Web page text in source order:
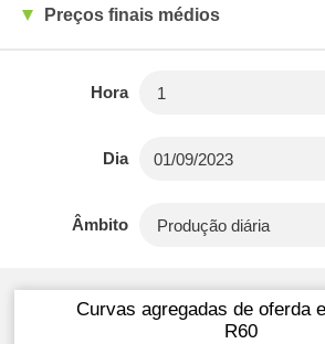
Preços finais médios
Hora
Dia
Âmbito
Curvas agregadas de oferda
R60